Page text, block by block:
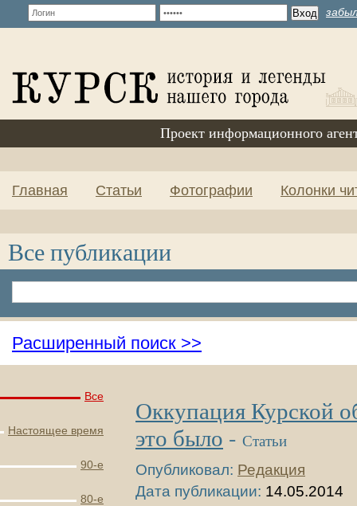
Проект информационного
Главная Статьи Фотографии Колонки
Все публикации
Расширенный поиск >>
Все
Настоящее время
90-е
80-е
Оккупация Курской
это было - Статьи
Опубликовал: Редакция
Дата публикации: 14.05.2014